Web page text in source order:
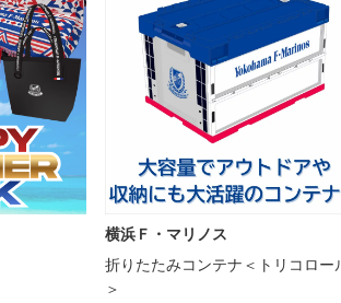
横浜Ｆ・マリノス
折りたたみコンテナ＜トリコロー
＞